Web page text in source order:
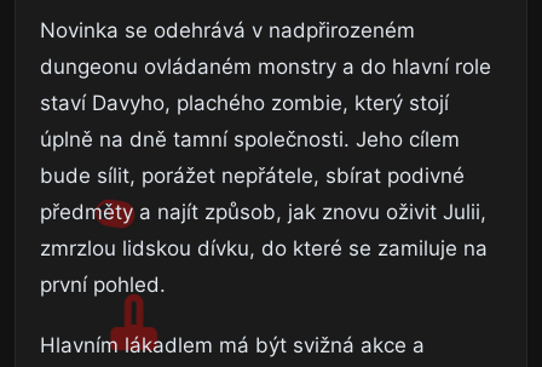
Novinka se odehrává v nadpřirozeném
dungeonu ovládaném monstry a do hlavní role
staví Davyho, plachého zombie, který stojí
úplně na dně tamní společnosti. Jeho cílem
bude sílit, porážet nepřátele, sbírat podivné
předměty a najít způsob, jak znovu oživit Julii,
zmrzlou lidskou dívku, do které se zamiluje na
první pohled.
Hlavním lákadlem má být svižná akce a